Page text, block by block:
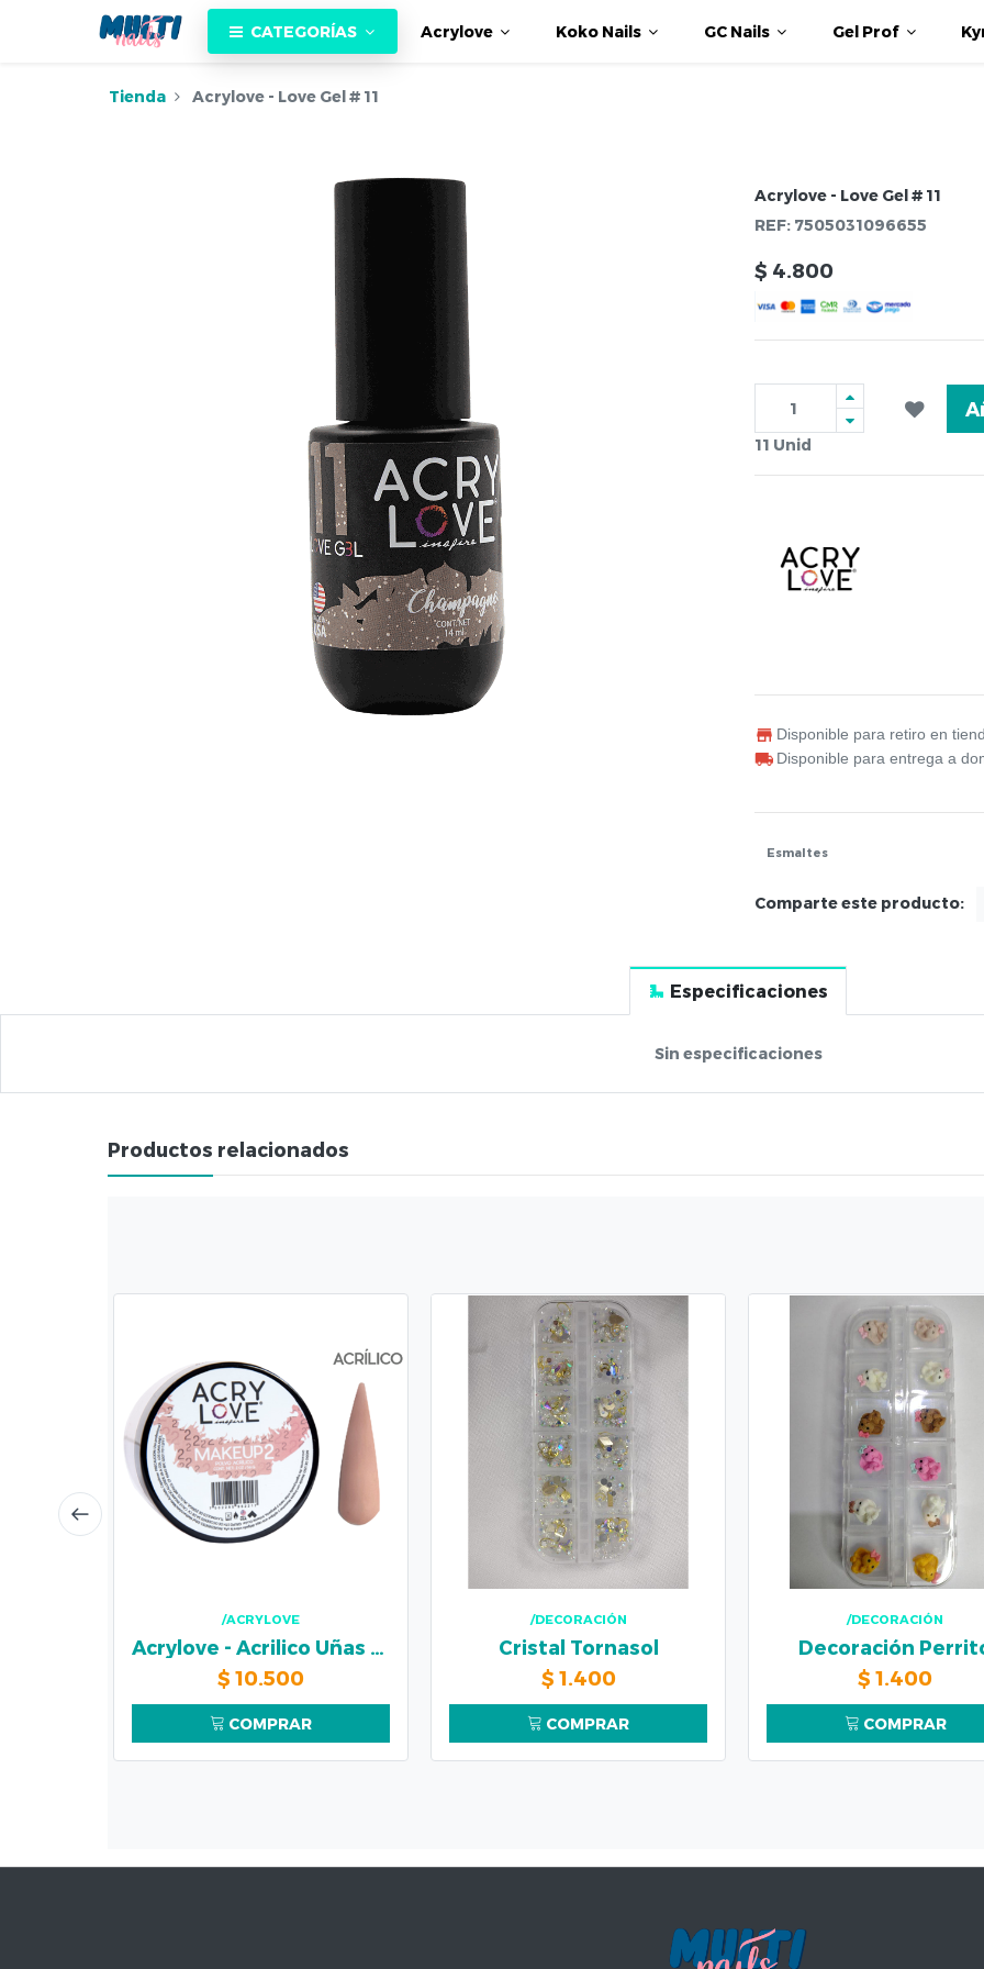
CATEGORÍAS Acrylove Koko Nails GC Nails Gel Prof
Tienda Acrylove - Love Gel # 11
Acrylove - Love Gel # 11
REF: 7505031096655
$ 4.800
11 Unid
Disponible para retiro en
Disponible para entrega a
Esmaltes
Comparte este producto:
Especificaciones
Sin especificaciones
Productos relacionados
/ACRYLOVE
Acrylove - Acrilico Uñas Makeup 2 56gr
$ 10.500
COMPRAR
/DECORACIÓN
Cristal Tornasol
$ 1.400
COMPRAR
/DECORACIÓN
Decoración
$1.400
COMPRAR